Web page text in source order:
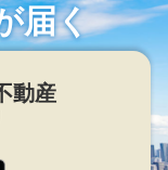
届く
動産